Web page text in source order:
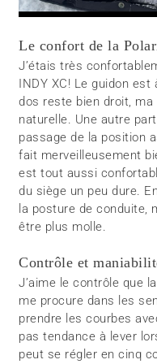
Le confort de la
J’étais très
INDY XC! Le guidon
dos reste bien droit,
naturelle. Une autre
passage de la position
fait merveilleusement
est tout aussi
du siège un peu dure.
la posture de conduite,
être plus molle.
Contrôle et
J’aime le contrôle que
me procure dans les
prendre les courbes
pas tendance à lever
peut se régler en cinq